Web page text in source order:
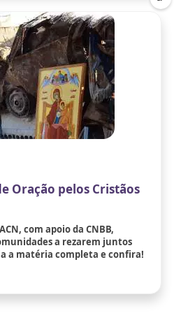
Oração pelos Cristãos
com apoio da CNBB,
a rezarem juntos
a matéria completa e confira!